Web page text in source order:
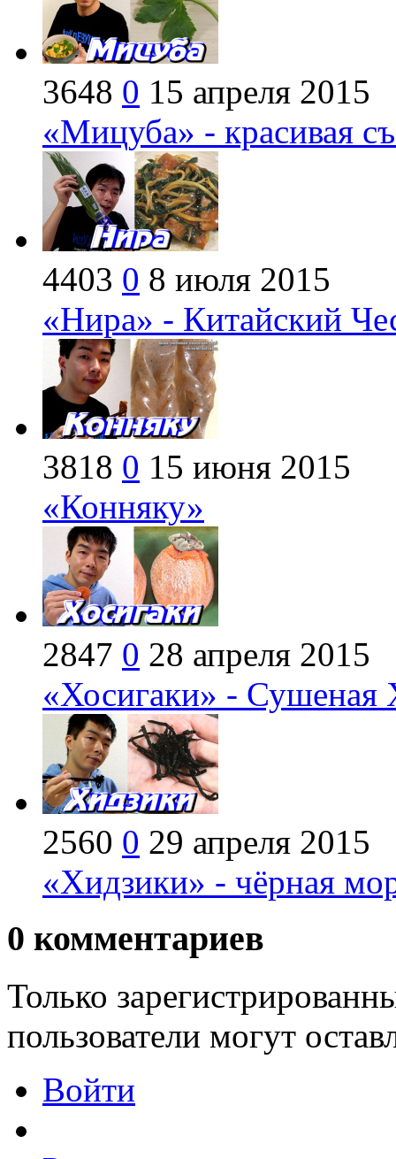
3648 0 15 апреля 2015
«Мицуба» - красивая
4403 0 8 июля 2015
«Нира» - Китайский
3818 0 15 июня 2015
«Конняку»
2847 0 28 апреля 2015
«Хосигаки» - Сушеная
2560 0 29 апреля 2015
«Хидзики» - чёрная
0 комментариев
Только
пользователи могут
Войти